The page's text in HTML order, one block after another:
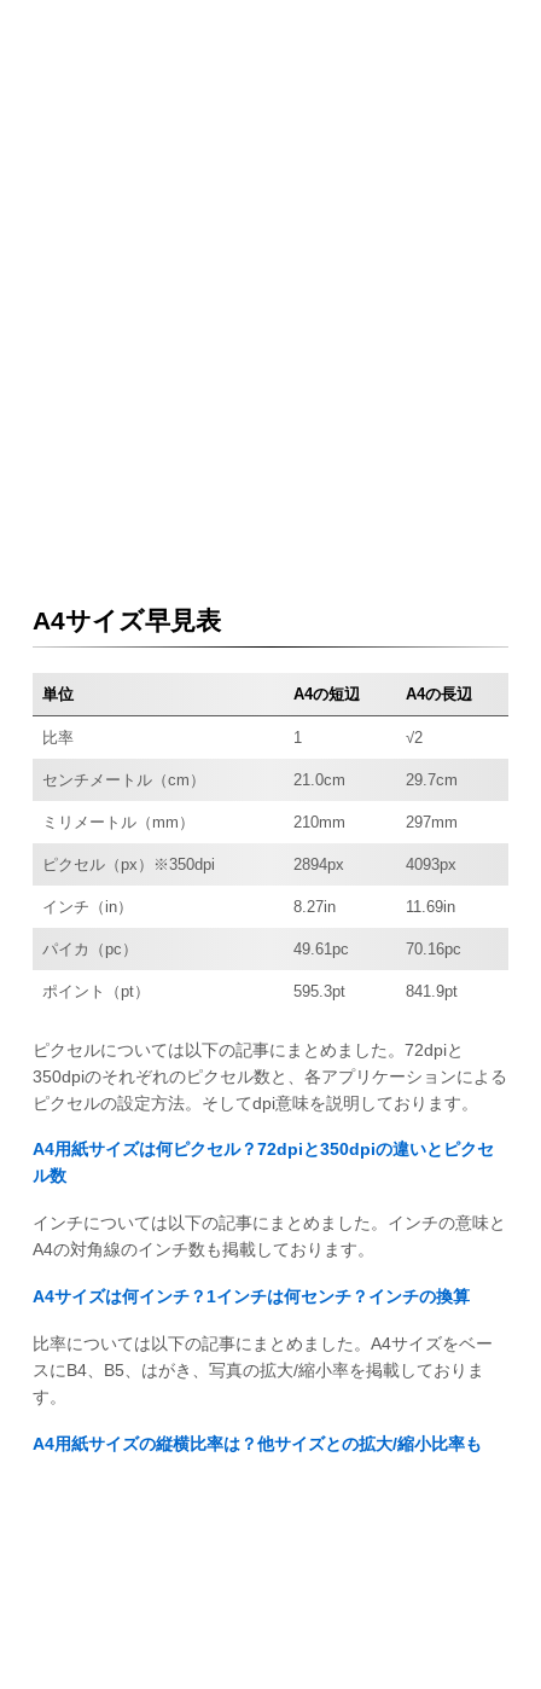
A4サイズ早見表
単位 A4の短辺 A4の長辺
比率 1 √2
センチメートル（cm） 21.0cm 29.7cm
ミリメートル（mm） 210mm 297mm
ピクセル（px）※350dpi 2894px 4093px
インチ（in） 8.27in 11.69in
パイカ（pc） 49.61pc 70.16pc
ポイント（pt） 595.3pt 841.9pt
ピクセルについては以下の記事にまとめました。72dpiと
350dpiのそれぞれのピクセル数と、各アプリケーションによる
ピクセルの設定方法。そしてdpi意味を説明しております。
A4用紙サイズは何ピクセル？72dpiと350dpiの違いとピクセ
ル数
インチについては以下の記事にまとめました。インチの意味と
A4の対角線のインチ数も掲載しております。
A4サイズは何インチ？1インチは何センチ？インチの換算
比率については以下の記事にまとめました。A4サイズをベー
スにB4、B5、はがき、写真の拡大/縮小率を掲載しておりま
す。
A4用紙サイズの縦横比率は？他サイズとの拡大/縮小比率も